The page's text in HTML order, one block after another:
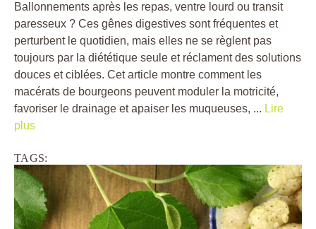
Ballonnements après les repas, ventre lourd ou transit
paresseux ? Ces gênes digestives sont fréquentes et
perturbent le quotidien, mais elles ne se règlent pas
toujours par la diététique seule et réclament des solutions
douces et ciblées. Cet article montre comment les
macérats de bourgeons peuvent moduler la motricité,
favoriser le drainage et apaiser les muqueuses, ... Lire
plus
TAGS: